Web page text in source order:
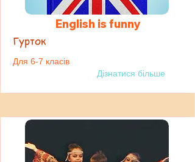
English is funny
Гурток
Для 6-7 класів
Дізнатися більше